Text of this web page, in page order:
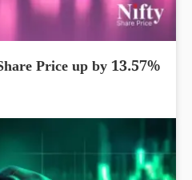
Price up by 13.57%